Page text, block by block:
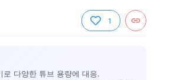
1
로 다양한 튜브 용량에 대응.